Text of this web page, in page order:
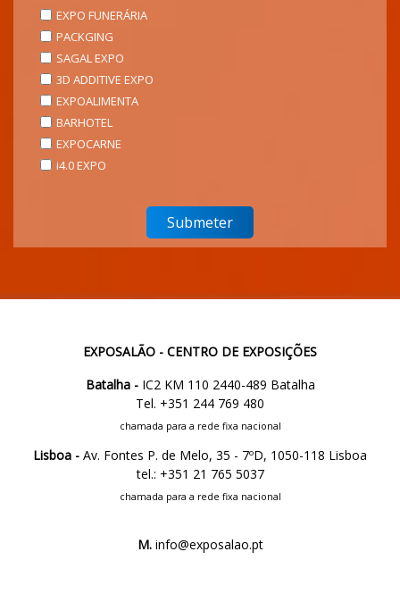
EXPO FUNERÁRIA
PACKGING
SAGAL EXPO
3D ADDITIVE EXPO
EXPOALIMENTA
BARHOTEL
EXPOCARNE
i4.0 EXPO
EXPOSALÃO - CENTRO DE EXPOSIÇÕES
Batalha -IC2 KM 110 2440-489 Batalha
Tel. +351 244 769 480
chamada para a rede fixa nacional
Lisboa - Av. Fontes P. de Melo, 35 - 7ºD, 1050-118 Lisboa
tel.: +351 21 765 5037
chamada para a rede fixa nacional
M.info@exposalao.pt